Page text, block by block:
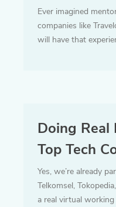
Ever imagined
companies like
will have that
Doing Real
Top Tech
Yes, we’re already
Telkomsel,
a real virtual working